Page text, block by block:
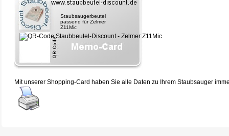
Staubsaugerbeutel
passend für Zelmer
Z11Mic
Mit unserer Shopping-Card haben Sie alle Daten zu Ihrem Staubsauger